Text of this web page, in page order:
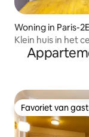
Woning in Paris-
Klein huis in het
Favoriet van
Favoriet van